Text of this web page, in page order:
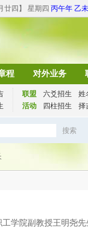
廿四】 星期四 丙午年 乙
程 对外业务
联盟 六爻招生 姓
活动
四柱招生 择
搜索
学院副教授王明尧